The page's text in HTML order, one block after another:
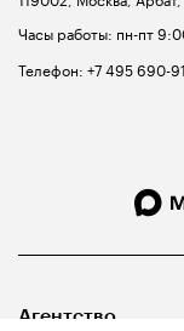
Часы работы: пн-пт
Телефон: +7 495 690-
Агентство